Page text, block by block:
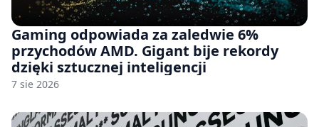
Gaming odpowiada za zaledwie 6%
przychodów AMD. Gigant bije rekordy
dzięki sztucznej inteligencji
7 sie 2026